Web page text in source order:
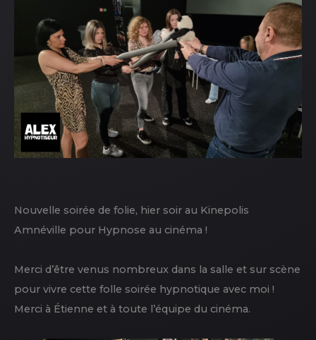
Nouvelle soirée de folie, hier soir au Kinepolis
Amnéville pour Hypnose au cinéma !
Merci d’être venus nombreux dans la salle et sur scène
pour vivre cette folle soirée hypnotique avec moi !
Merci à Étienne et à toute l’équipe du cinéma.